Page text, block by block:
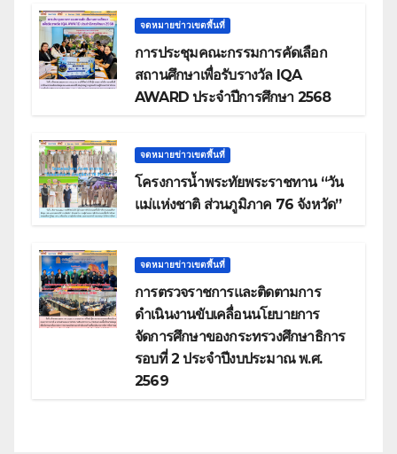
จดหมายข่าวเขตพื้นที่
การประชุมคณะกรรมการคัดเลือก
สถานศึกษาเพื่อรับรางวัล IQA
AWARD ประจำปีการศึกษา 2568
จดหมายข่าวเขตพื้นที่
โครงการน้ำพระทัยพระราชทาน “วัน
แม่แห่งชาติ ส่วนภูมิภาค 76 จังหวัด”
จดหมายข่าวเขตพื้นที่
การตรวจราชการและติดตามการ
ดำเนินงานขับเคลื่อนนโยบายการ
จัดการศึกษาของกระทรวงศึกษาธิการ
รอบที่ 2 ประจำปีงบประมาณ พ.ศ.
2569